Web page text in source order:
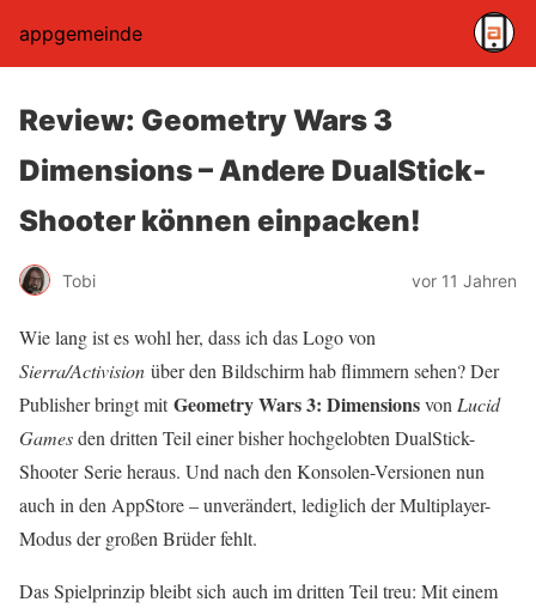
appgemeinde
Review: Geometry Wars 3
Dimensions – Andere DualStick-
Shooter können einpacken!
Tobi vor 11 Jahren
Wie lang ist es wohl her, dass ich das Logo von
Sierra/Activision über den Bildschirm hab flimmern sehen? Der
Publisher bringt mitGeometry Wars 3: Dimensionsvon Lucid
Gamesden dritten Teil einer bisher hochgelobten DualStick-
Shooter Serie heraus. Und nach den Konsolen-Versionen nun
auch in den AppStore – unverändert, lediglich der Multiplayer-
Modus der großen Brüder fehlt.
Das Spielprinzip bleibt sich auch im dritten Teil treu: Mit einem